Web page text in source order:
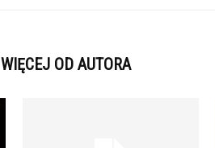
WIĘCEJ OD AUTORA